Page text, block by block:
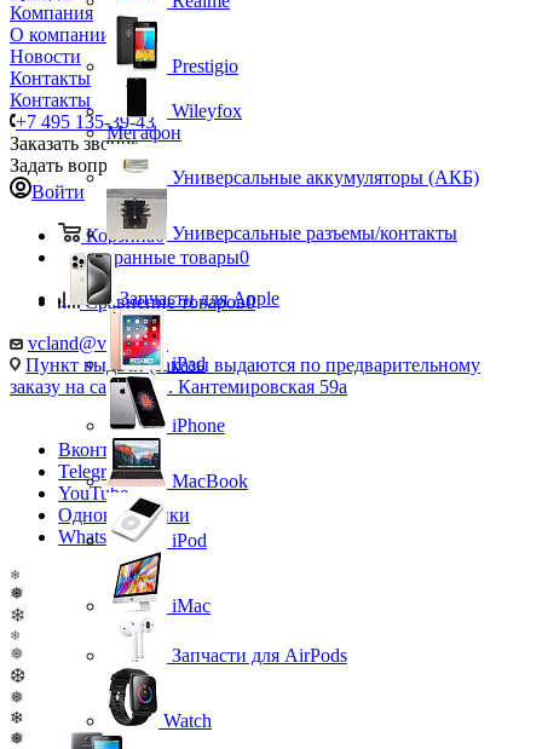
Компания
О компании
Новости
Контакты
Контакты
+7 495 135-39-43
Заказать звонок
Задать вопрос
Войти
Корзина0
Избранные товары0
Сравнение товаров0
vcland@vcland.ru
Пункт выдачи (заказы выдаются по предварительному
заказу на сайте), ул. Кантемировская 59а
Вконтакте
Telegram
YouTube
Одноклассники
WhatsApp
❄
❅
❄
❄
❅
❆
❅
❄
❅
Prestigio
Wileyfox
Мегафон
Универсальные аккумуляторы (АКБ)
Универсальные разъемы/контакты
Запчасти для Apple
iPad
iPhone
MacBook
iPod
iMac
Запчасти для AirPods
Watch